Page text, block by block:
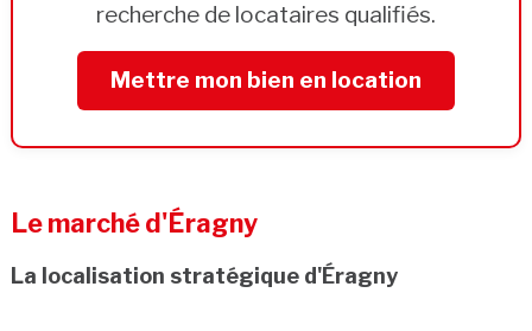
recherche de locataires qualifiés.
Mettre mon bien en location
Le marché d'Éragny
La localisation stratégique d'Éragny